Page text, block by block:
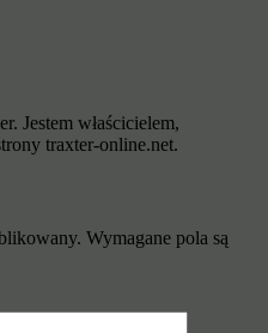
Jestem właścicielem,
traxter-online.net.
Wymagane pola są